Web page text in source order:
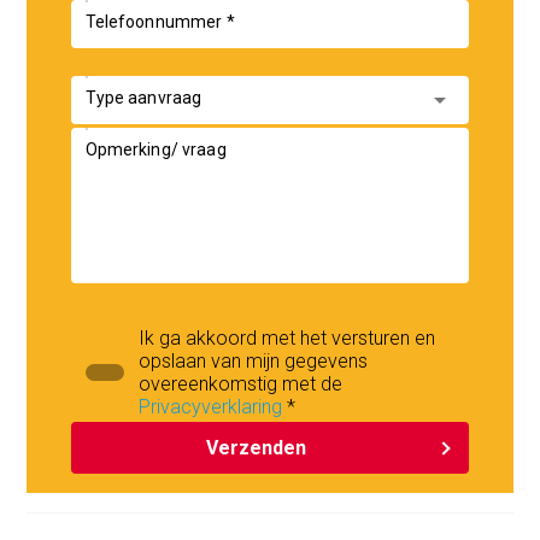
Telefoonnummer *
Type aanvraag arrow_drop_down
Opmerking/ vraag
Ik ga akkoord met het versturen en
opslaan van mijn gegevens
overeenkomstig met de
Privacyverklaring *
Verzenden